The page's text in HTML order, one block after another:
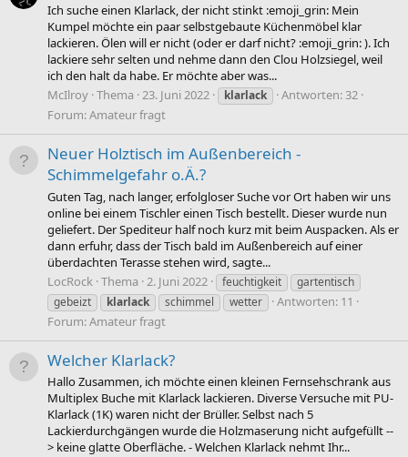
Ich suche einen Klarlack, der nicht stinkt :emoji_grin: Mein
Kumpel möchte ein paar selbstgebaute Küchenmöbel klar
lackieren. Ölen will er nicht (oder er darf nicht? :emoji_grin: ). Ich
lackiere sehr selten und nehme dann den Clou Holzsiegel, weil
ich den halt da habe. Er möchte aber was...
McIlroy Thema 23. Juni 2022 klarlack
Antworten: 32
Forum:Amateur fragt
Neuer Holztisch im Außenbereich -
Schimmelgefahr o.Ä.?
Guten Tag, nach langer, erfolgloser Suche vor Ort haben wir uns
online bei einem Tischler einen Tisch bestellt. Dieser wurde nun
geliefert. Der Spediteur half noch kurz mit beim Auspacken. Als er
dann erfuhr, dass der Tisch bald im Außenbereich auf einer
überdachten Terasse stehen wird, sagte...
LocRock Thema 2. Juni 2022 feuchtigkeit
gartentisch
gebeizt
klarlack schimmel wetter
Antworten: 11
Forum:Amateur fragt
Welcher Klarlack?
Hallo Zusammen, ich möchte einen kleinen Fernsehschrank aus
Multiplex Buche mit Klarlack lackieren. Diverse Versuche mit PU-
Klarlack (1K) waren nicht der Brüller. Selbst nach 5
Lackierdurchgängen wurde die Holzmaserung nicht aufgefüllt --
> keine glatte Oberfläche. - Welchen Klarlack nehmt Ihr...